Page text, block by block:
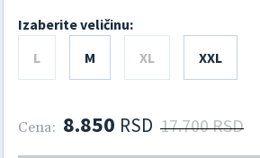
Izaberite veličinu:
L
M XL XXL
Cena: 8.850 RSD 17.700 RSD